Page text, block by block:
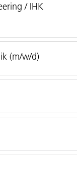
/ IHK
(m/w/d)